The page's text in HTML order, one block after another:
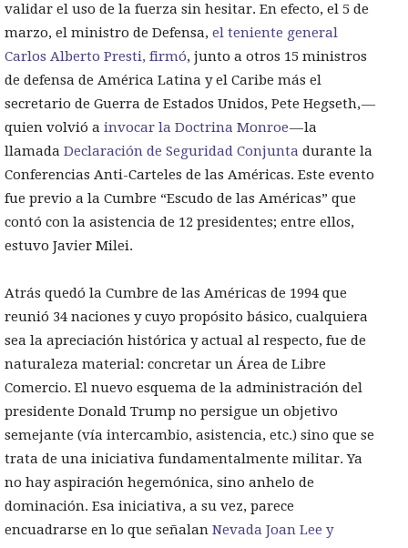
validar el uso de la fuerza sin hesitar. En efecto, el 5 de
marzo, el ministro de Defensa, el teniente general
Carlos Alberto Presti, firmó, junto a otros 15 ministros
de defensa de América Latina y el Caribe más el
secretario de Guerra de Estados Unidos, Pete Hegseth, —
quien volvió a invocar la Doctrina Monroe— la
llamada Declaración de Seguridad Conjunta durante la
Conferencias Anti-Carteles de las Américas. Este evento
fue previo a la Cumbre “Escudo de las Américas” que
contó con la asistencia de 12 presidentes; entre ellos,
estuvo Javier Milei.
Atrás quedó la Cumbre de las Américas de 1994 que
reunió 34 naciones y cuyo propósito básico, cualquiera
sea la apreciación histórica y actual al respecto, fue de
naturaleza material: concretar un Área de Libre
Comercio. El nuevo esquema de la administración del
presidente Donald Trump no persigue un objetivo
semejante (vía intercambio, asistencia, etc.) sino que se
trata de una iniciativa fundamentalmente militar. Ya
no hay aspiración hegemónica, sino anhelo de
dominación. Esa iniciativa, a su vez, parece
encuadrarse en lo que señalan Nevada Joan Lee y